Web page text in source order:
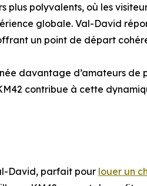
plus polyvalents, où les
globale. Val-David
un point de départ
davantage d’amateurs
contribue à cette
David, parfait pour louer un